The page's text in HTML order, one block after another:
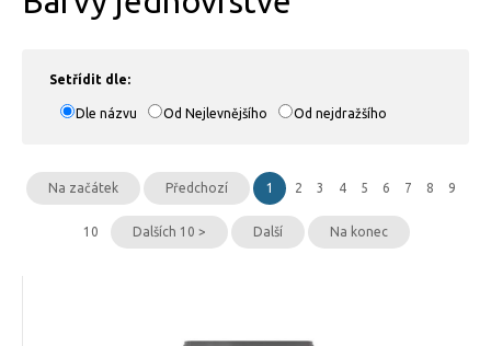
Setřídit dle:
Dle názvu Od Nejlevnějšího Od nejdražšího
Na začátek Předchozí 1 2 3 4 5 6 7 8 9
10 Dalších 10 > Další Na konec